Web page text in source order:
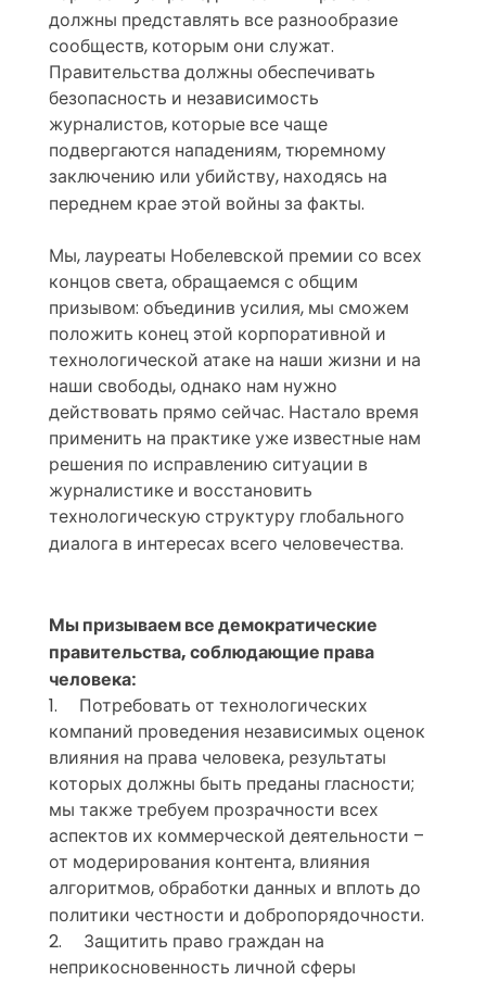
должны представлять все разнообразие
сообществ, которым они служат.
Правительства должны обеспечивать
безопасность и независимость
журналистов, которые все чаще
подвергаются нападениям, тюремному
заключению или убийству, находясь на
переднем крае этой войны за факты.
Мы, лауреаты Нобелевской премии со всех
концов света, обращаемся с общим
призывом: объединив усилия, мы сможем
положить конец этой корпоративной и
технологической атаке на наши жизни и на
наши свободы, однако нам нужно
действовать прямо сейчас. Настало время
применить на практике уже известные нам
решения по исправлению ситуации в
журналистике и восстановить
технологическую структуру глобального
диалога в интересах всего человечества.
Мы призываем все демократические
правительства, соблюдающие права
человека:
1. Потребовать от технологических
компаний проведения независимых оценок
влияния на права человека, результаты
которых должны быть преданы гласности;
мы также требуем прозрачности всех
аспектов их коммерческой деятельности –
от модерирования контента, влияния
алгоритмов, обработки данных и вплоть до
политики честности и добропорядочности.
2. Защитить право граждан на
неприкосновенность личной сферы